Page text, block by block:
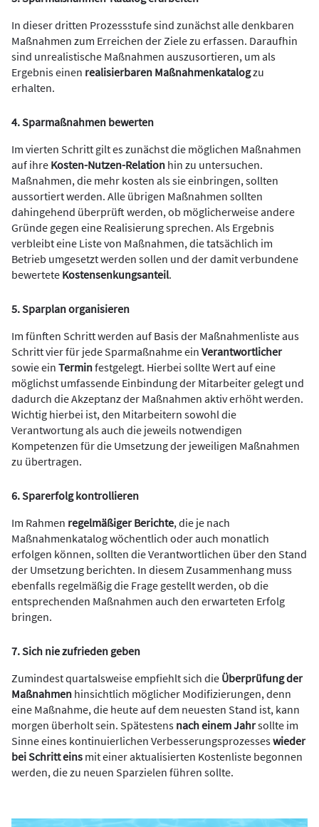
In dieser dritten Prozessstufe sind zunächst alle denkbaren
Maßnahmen zum Erreichen der Ziele zu erfassen. Daraufhin
sind unrealistische Maßnahmen auszusortieren, um als
Ergebnis einen realisierbaren Maßnahmenkatalogzu
erhalten.
4. Sparmaßnahmen bewerten
Im vierten Schritt gilt es zunächst die möglichen Maßnahmen
auf ihre Kosten-Nutzen-Relation hin zu untersuchen.
Maßnahmen, die mehr kosten als sie einbringen, sollten
aussortiert werden. Alle übrigen Maßnahmen sollten
dahingehend überprüft werden, ob möglicherweise andere
Gründe gegen eine Realisierung sprechen. Als Ergebnis
verbleibt eine Liste von Maßnahmen, die tatsächlich im
Betrieb umgesetzt werden sollen und der damit verbundene
bewertete Kostensenkungsanteil.
5. Sparplan organisieren
Im fünften Schritt werden auf Basis der Maßnahmenliste aus
Schritt vier für jede Sparmaßnahme ein Verantwortlicher
sowie ein Terminfestgelegt. Hierbei sollte Wert auf eine
möglichst umfassende Einbindung der Mitarbeiter gelegt und
dadurch die Akzeptanz der Maßnahmen aktiv erhöht werden.
Wichtig hierbei ist, den Mitarbeitern sowohl die
Verantwortung als auch die jeweils notwendigen
Kompetenzen für die Umsetzung der jeweiligen Maßnahmen
zu übertragen.
6. Sparerfolg kontrollieren
Im Rahmen regelmäßiger Berichte, die je nach
Maßnahmenkatalog wöchentlich oder auch monatlich
erfolgen können, sollten die Verantwortlichen über den Stand
der Umsetzung berichten. In diesem Zusammenhang muss
ebenfalls regelmäßig die Frage gestellt werden, ob die
entsprechenden Maßnahmen auch den erwarteten Erfolg
bringen.
7. Sich nie zufrieden geben
Zumindest quartalsweise empfiehlt sich die Überprüfung der
Maßnahmen hinsichtlich möglicher Modifizierungen, denn
eine Maßnahme, die heute auf dem neuesten Stand ist, kann
morgen überholt sein. Spätestens nach einem Jahrsollte im
Sinne eines kontinuierlichen Verbesserungsprozesseswieder
bei Schritt eins mit einer aktualisierten Kostenliste begonnen
werden, die zu neuen Sparzielen führen sollte.